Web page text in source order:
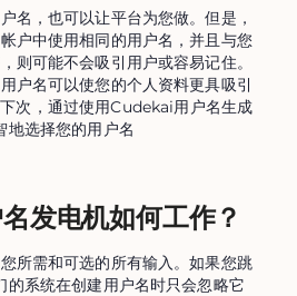
名，也可以让平台为您做。但是，
户中使用相同的用户名，并且与您
则可能不会吸引用户或容易记住。
户名可以使您的个人资料更具吸引
次，通过使用Cudekai用户名生成
地选择您的用户名
发电机如何工作？
所需和可选的所有输入。如果您跳
的系统在创建用户名时只会忽略它